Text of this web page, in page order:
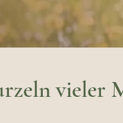
vieler